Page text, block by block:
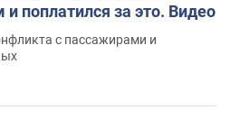
поплатился за это. Видео
с пассажирами и